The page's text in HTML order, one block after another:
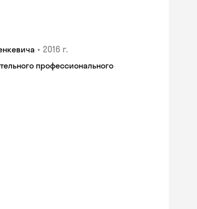
• 2016 г.
профессионального